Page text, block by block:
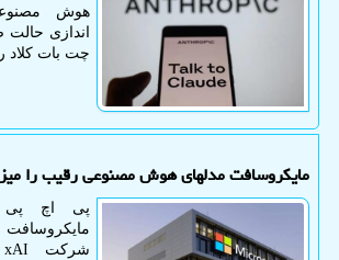
هوش
اندازی
چت بات کلاد
مایکروسافت مدلهای هوش مصنوعی رقیب را
پی اچ